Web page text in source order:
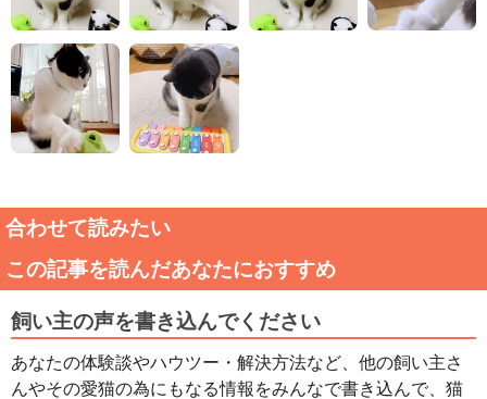
合わせて読みたい
この記事を読んだあなたにおすすめ
飼い主の声を書き込んでください
あなたの体験談やハウツー・解決方法など、他の飼い主さ
んやその愛猫の為にもなる情報をみんなで書き込んで、猫